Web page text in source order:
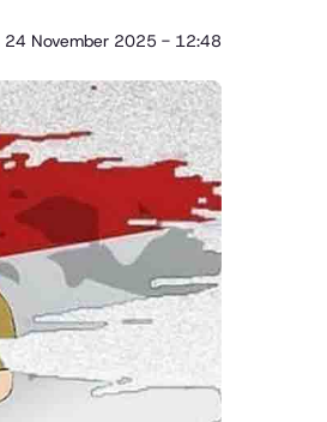
24 November 2025 - 12:48